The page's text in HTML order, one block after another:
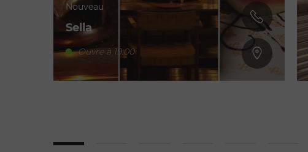
Nouveau
Sella
Ouvre à 19:00